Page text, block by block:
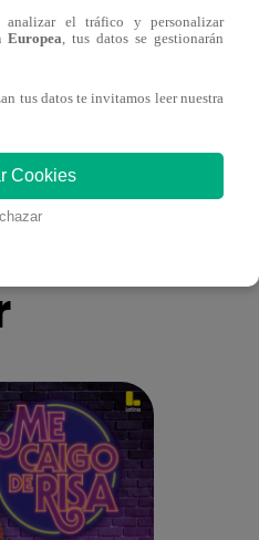
puede
el tráfico y personalizar
Europea, tus datos se gestionarán
tus datos te invitamos leer nuestra
Cookies